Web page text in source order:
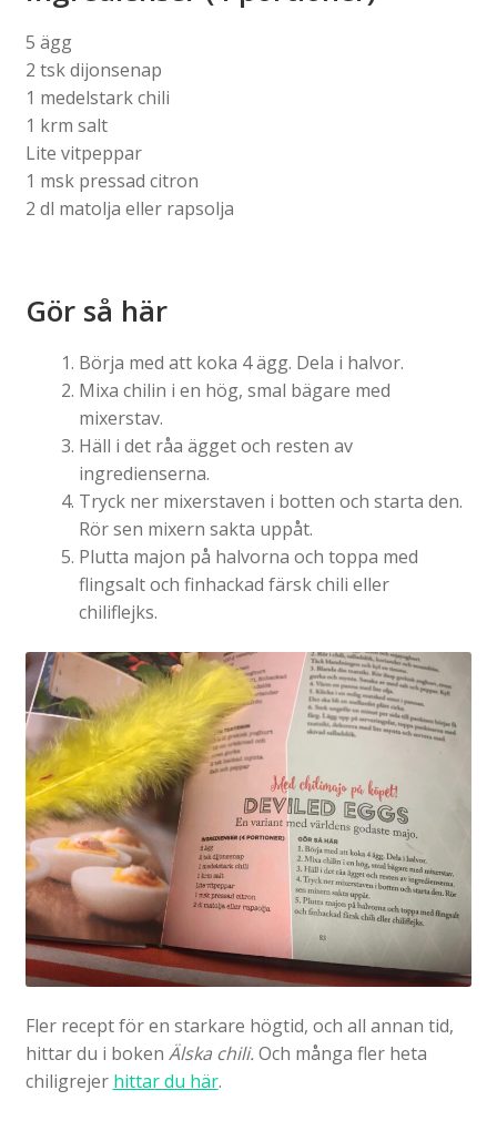
5 ägg
2 tsk dijonsenap
1 medelstark chili
1 krm salt
Lite vitpeppar
1 msk pressad citron
2 dl matolja eller rapsolja
Gör så här
Börja med att koka 4 ägg. Dela i halvor.
Mixa chilin i en hög, smal bägare med
mixerstav.
Häll i det råa ägget och resten av
ingredienserna.
Tryck ner mixerstaven i botten och starta den.
Rör sen mixern sakta uppåt.
Plutta majon på halvorna och toppa med
flingsalt och finhackad färsk chili eller
chiliflejks.
Fler recept för en starkare högtid, och all annan tid,
hittar du i boken Älska chili. Och många fler heta
chiligrejer hittar du här.